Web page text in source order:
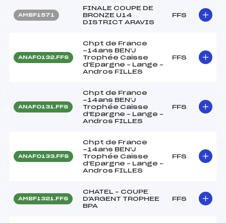
AMBF1571
FINALE COUPE DE
BRONZE U14
DISTRICT ARAVIS
FFS
ANAF0132.FFS
Chpt de France
-14ans BEN'J
Trophée Caisse
d'Epargne – Lange –
Andros FILLES
FFS
ANAF0131.FFS
Chpt de France
-14ans BEN'J
Trophée Caisse
d'Epargne – Lange –
Andros FILLES
FFS
ANAF0133.FFS
Chpt de France
-14ans BEN'J
Trophée Caisse
d'Epargne – Lange –
Andros FILLES
FFS
AMBF1321.FFS
CHATEL – COUPE
D'ARGENT TROPHEE
BPA
FFS